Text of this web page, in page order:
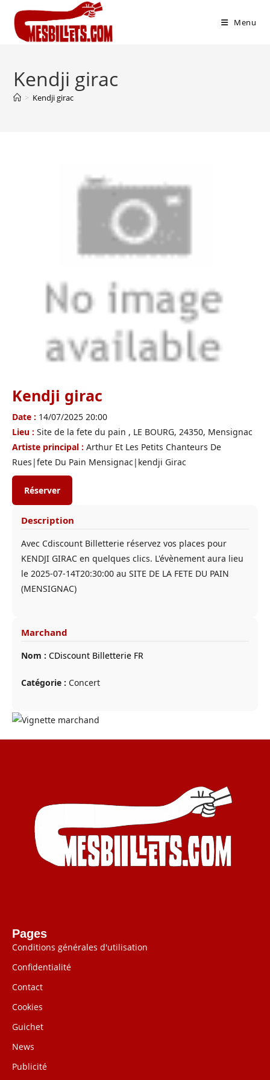
Menu
Kendji girac
> Kendji girac
Kendji girac
Date : 14/07/2025 20:00
Lieu : Site de la fete du pain , LE BOURG, 24350, Mensignac
Artiste principal : Arthur Et Les Petits Chanteurs De
Rues|fete Du Pain Mensignac|kendji Girac
Réserver
Description
Avec Cdiscount Billetterie réservez vos places pour
KENDJI GIRAC en quelques clics. L'évènement aura lieu
le 2025-07-14T20:30:00 au SITE DE LA FETE DU PAIN
(MENSIGNAC)
Marchand
Nom : CDiscount Billetterie FR
Catégorie : Concert
Pages
Conditions générales d'utilisation
Confidentialité
Contact
Cookies
Guichet
News
Publicité